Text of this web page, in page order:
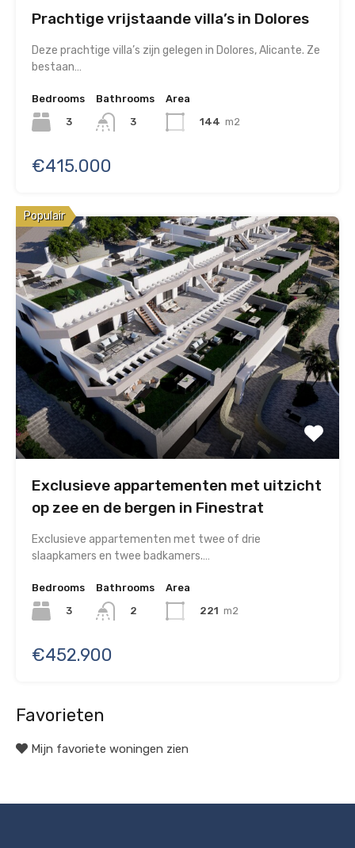
Prachtige vrijstaande villa’s in Dolores
Deze prachtige villa’s zijn gelegen in Dolores, Alicante. Ze
bestaan…
Bedrooms
3
Bathrooms
3
Area
144 m2
€415.000
Populair
Exclusieve appartementen met uitzicht
op zee en de bergen in Finestrat
Exclusieve appartementen met twee of drie
slaapkamers en twee badkamers.…
Bedrooms
3
Bathrooms
2
Area
221 m2
€452.900
Favorieten
Mijn favoriete woningen zien